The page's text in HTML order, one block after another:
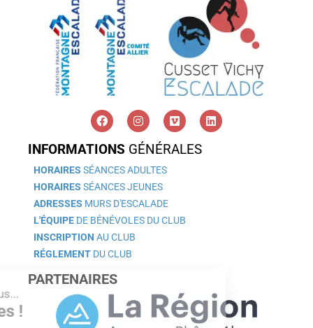
INFORMATIONS GÉNÉRALES
HORAIRESSÉANCES ADULTES
HORAIRES SÉANCES JEUNES
ADRESSES MURS D'ESCALADE
L'ÉQUIPE DE BÉNÉVOLES DU CLUB
INSCRIPTION AU CLUB
RÉGLEMENT DU CLUB
PARTENAIRES
c'est nous...
!